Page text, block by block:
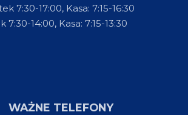
7:30-17:00, Kasa: 7:15-16:30
7:30-14:00, Kasa: 7:15-13:30
WAŻNE TELEFONY